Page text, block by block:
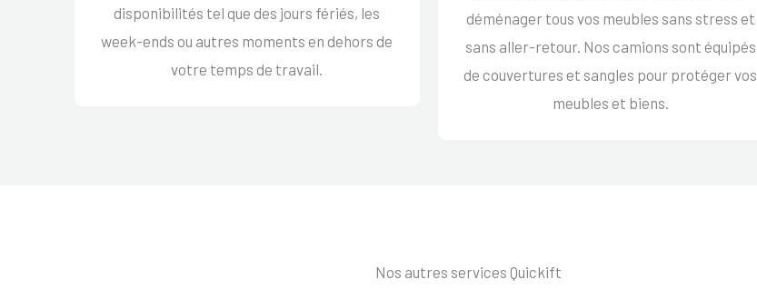
disponibilités tel que des jours fériés, les
week-ends ou autres moments en dehors de
votre temps de travail.
déménager tous vos meubles sans stress et
sans aller-retour. Nos camions sont équipés
de couvertures et sangles pour protéger vos
meubles et biens.
Nos autres services Quickift